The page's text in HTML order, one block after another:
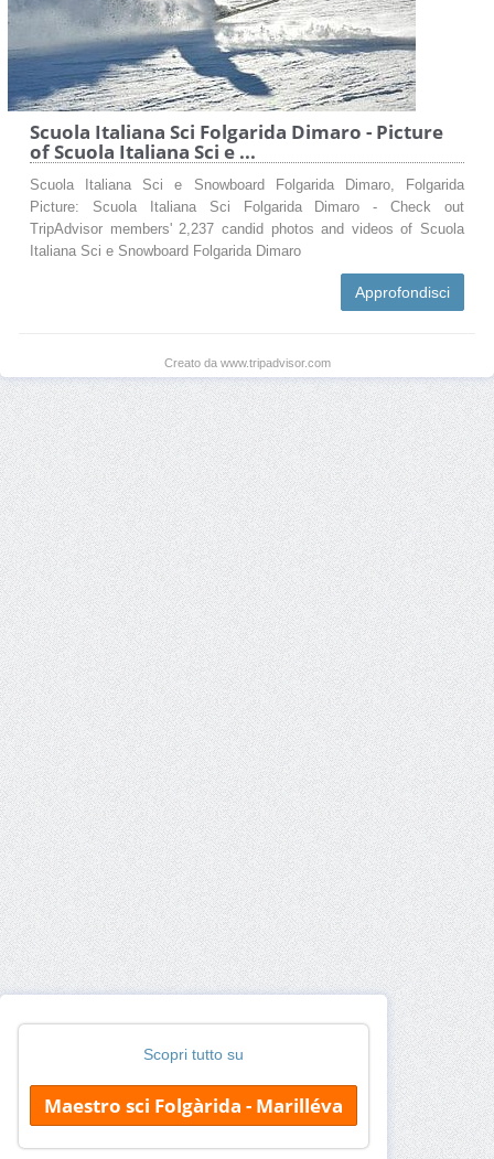
Scuola Italiana Sci Folgarida Dimaro - Picture
of Scuola Italiana Sci e ...
Scuola Italiana Sci e Snowboard Folgarida Dimaro, Folgarida
Picture: Scuola Italiana Sci Folgarida Dimaro - Check out
TripAdvisor members' 2,237 candid photos and videos of Scuola
Italiana Sci e Snowboard Folgarida Dimaro
Approfondisci
Creato da www.tripadvisor.com
Scopri tutto su
Maestro sci Folgàrida - Marilléva